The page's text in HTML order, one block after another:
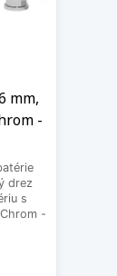
mm,
-
drez
s
-